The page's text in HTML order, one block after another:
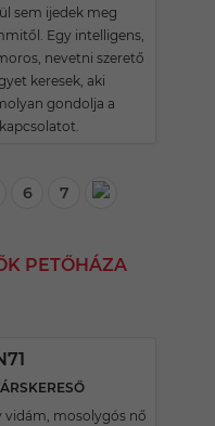
sem ijedek meg
Egy intelligens,
nevetni szerető
keresek, aki
gondolja a
6 7
PETŐHÁZA
vidám, mosolygós nő